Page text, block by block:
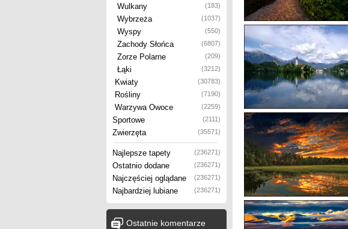
Wulkany (183)
Wybrzeża (1037)
Wyspy (550)
Zachody Słońca (6807)
Zorze Polarne (209)
Łąki (3212)
Kwiaty (30783)
Rośliny (7190)
Warzywa Owoce (2259)
Sportowe (2111)
Zwierzęta (35571)
Najlepsze tapety (236271)
Ostatnio dodane (236271)
Najczęściej oglądane (236271)
Najbardziej lubiane (236271)
Ostatnie komentarze